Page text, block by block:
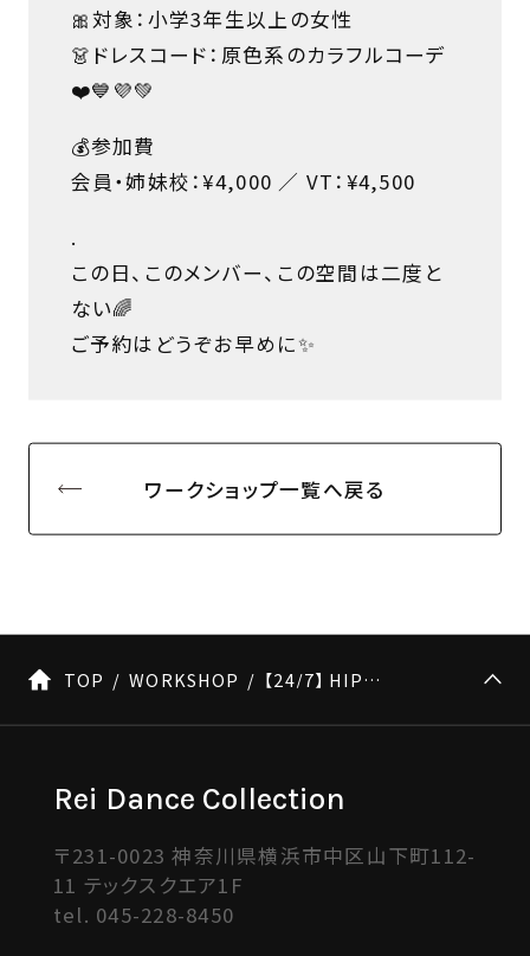
🎀対象：小学3年生以上の女性
👗ドレスコード：原色系のカラフルコーデ
❤️💙💜💚
💰参加費
会員・姉妹校：¥4,000 ／ VT：¥4,500
.
この日、このメンバー、この空間は二度と
ない🌈
ご予約はどうぞお早めに✨
ワークショップ一覧へ戻る
TOP WORKSHOP 【24/7】 HIPHOP Instructors number WORKSHOP
Rei Dance Collection
〒231-0023 神奈川県横浜市中区山下町112-
11 テックスクエア1F
tel. 045-228-8450